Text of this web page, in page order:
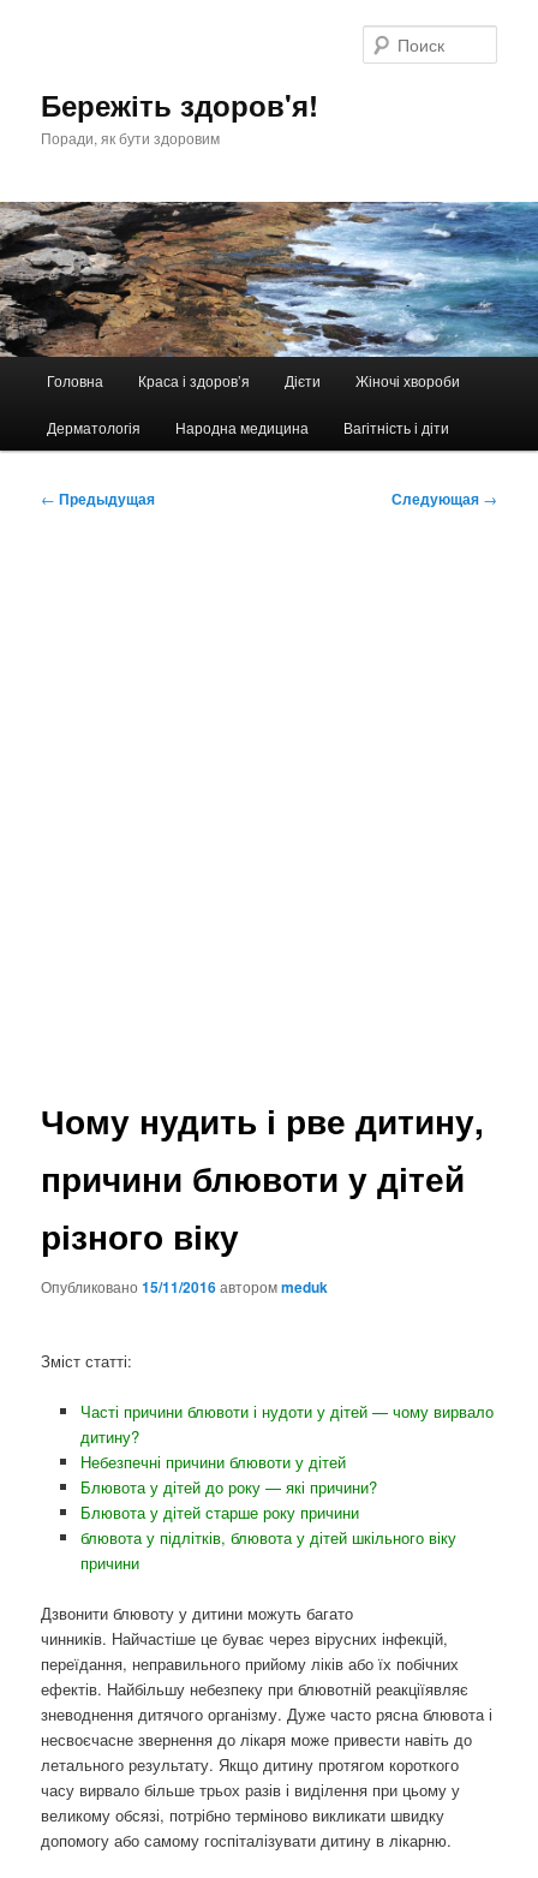
Бережіть здоров'я!
Поради, як бути здоровим
Головна Краса і здоров’я Дієти Жіночі хвороби
Дерматологія Народна медицина Вагітність і діти
Навигация
← Предыдущая Следующая →
Чому нудить і рве дитину,
причини блювоти у дітей
різного віку
Опубликовано15/11/2016авторомmeduk
Зміст статті:
Часті причини блювоти і нудоти у дітей — чому вирвало
дитину?
Небезпечні причини блювоти у дітей
Блювота у дітей до року — які причини?
Блювота у дітей старше року причини
блювота у підлітків, блювота у дітей шкільного віку
причини
Дзвонити блювоту у дитини можуть багато
чинників. Найчастіше це буває через вірусних інфекцій,
переїдання, неправильного прийому ліків або їх побічних
ефектів. Найбільшу небезпеку при блювотній реакціїявляє
зневоднення дитячого організму. Дуже часто рясна блювота і
несвоєчасне звернення до лікаря може привести навіть до
летального результату. Якщо дитину протягом короткого
часу вирвало більше трьох разів і виділення при цьому у
великому обсязі, потрібно терміново викликати швидку
допомогу або самому госпіталізувати дитину в лікарню.